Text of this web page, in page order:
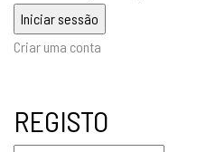
Criar uma conta
REGISTO